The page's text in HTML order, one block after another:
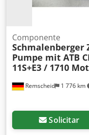
Remscheid 1 776 km
Componente
Schmalenberger
Pumpe mit ATB
11S+E3 / 1710
Solicitar